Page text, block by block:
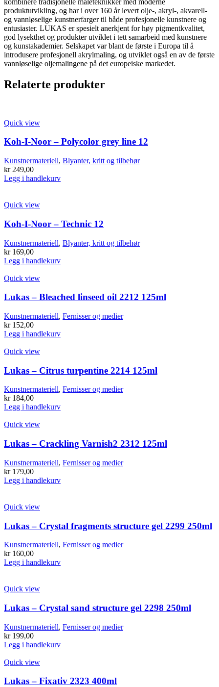
produktutvikling, og har i over 160 år levert olje-, akryl-, akvarell-
og vannløselige kunstnerfarger til både profesjonelle kunstnere og
entusiaster. LUKAS er spesielt anerkjent for høy pigmentkvalitet,
god lysekthet og produkter utviklet i tett samarbeid med kunstnere
og kunstakademier. Selskapet var blant de første i Europa til å
introdusere profesjonell akrylmaling, og utviklet også en av de første
vannløselige oljemalingene på det europeiske markedet.
Relaterte produkter
Quick view
Koh-I-Noor – Polycolor grey line 12
Kunstnermateriell, Blyanter, kritt og tilbehør
kr249,00
Legg i handlekurv
Quick view
Koh-I-Noor – Technic 12
Kunstnermateriell, Blyanter, kritt og tilbehør
kr169,00
Legg i handlekurv
Quick view
Lukas – Bleached linseed oil 2212 125ml
Kunstnermateriell, Fernisser og medier
kr152,00
Legg i handlekurv
Quick view
Lukas – Citrus turpentine 2214 125ml
Kunstnermateriell, Fernisser og medier
kr184,00
Legg i handlekurv
Quick view
Lukas – Crackling Varnish2 2312 125ml
Kunstnermateriell, Fernisser og medier
kr179,00
Legg i handlekurv
Quick view
Lukas – Crystal fragments structure gel 2299 250ml
Kunstnermateriell, Fernisser og medier
kr160,00
Legg i handlekurv
Quick view
Lukas – Crystal sand structure gel 2298 250ml
Kunstnermateriell, Fernisser og medier
kr199,00
Legg i handlekurv
Quick view
Lukas – Fixativ 2323 400ml